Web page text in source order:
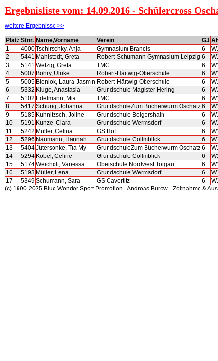
Ergebnisliste vom: 14.09.2016 - Schülercross
weitere Ergebnisse >>
Platz Stnr. Name,Vorname Verein GJ
1
4000 Tschirschky, Anja Gymnasium Brandis 6
2
5441 Mahlstedt, Greta Robert-Schumann-Gymnasium Leipzig 6
3
5141 Wetzig, Greta TMG 6
4
5007 Bohry, Ulrike Robert-Härtwig-Oberschule 6
5
5005 Bieniok, Laura-Jasmin Robert-Härtwig-Oberschule 6
6
5332 Kluge, Anastasia Grundschule Magister Hering 6
7
5102 Edelmann, Mia TMG 6
8
5417 Schurig, Johanna GrundschuleZum Bücherwurm Oschatz 6
9
5185 Kuhnitzsch, Joline Grundschule Belgershain 6
10
5191 Kunze, Clara Grundschule Wermsdorf 6
11
5242 Müller, Celina GS Hof 6
12
5296 Naumann, Hannah Grundschule Collmblick 6
13
5404 Jütersonke, Tra My GrundschuleZum Bücherwurm Oschatz 6
14
5294 Köbel, Celine Grundschule Collmblick 6
15
5174 Weicholt, Vanessa Oberschule Nordwest Torgau 6
16
5193 Müller, Lena Grundschule Wermsdorf 6
17
5349 Schumann, Sara GS Cavertitz 6
(c) 1990-2025 Blue Wonder Sport Promotion - Andreas Burow - Zeitnahme &